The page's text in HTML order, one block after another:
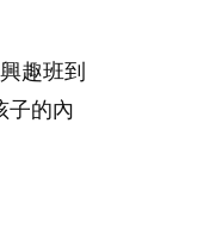
趣班到
子的內